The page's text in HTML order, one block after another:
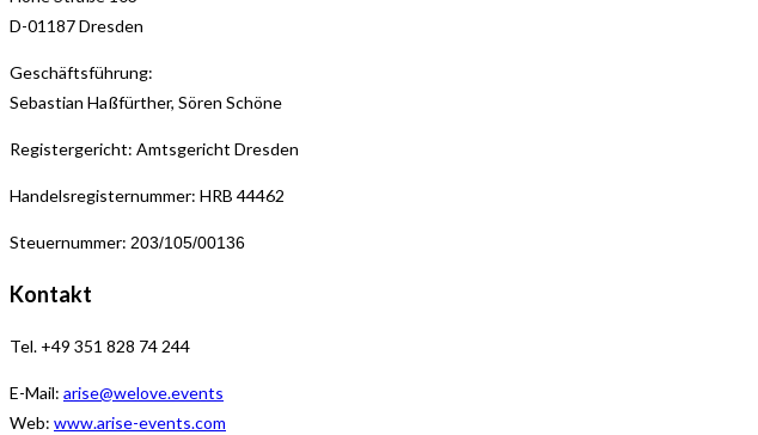
D-01187 Dresden
Geschäftsführung:
Sebastian Haßfürther, Sören Schöne
Registergericht: Amtsgericht Dresden
Handelsregisternummer: HRB 44462
Steuernummer: 203/105/00136
Kontakt
Tel. +49 351 828 74 244
E-Mail: arise@welove.events
Web: www.arise-events.com